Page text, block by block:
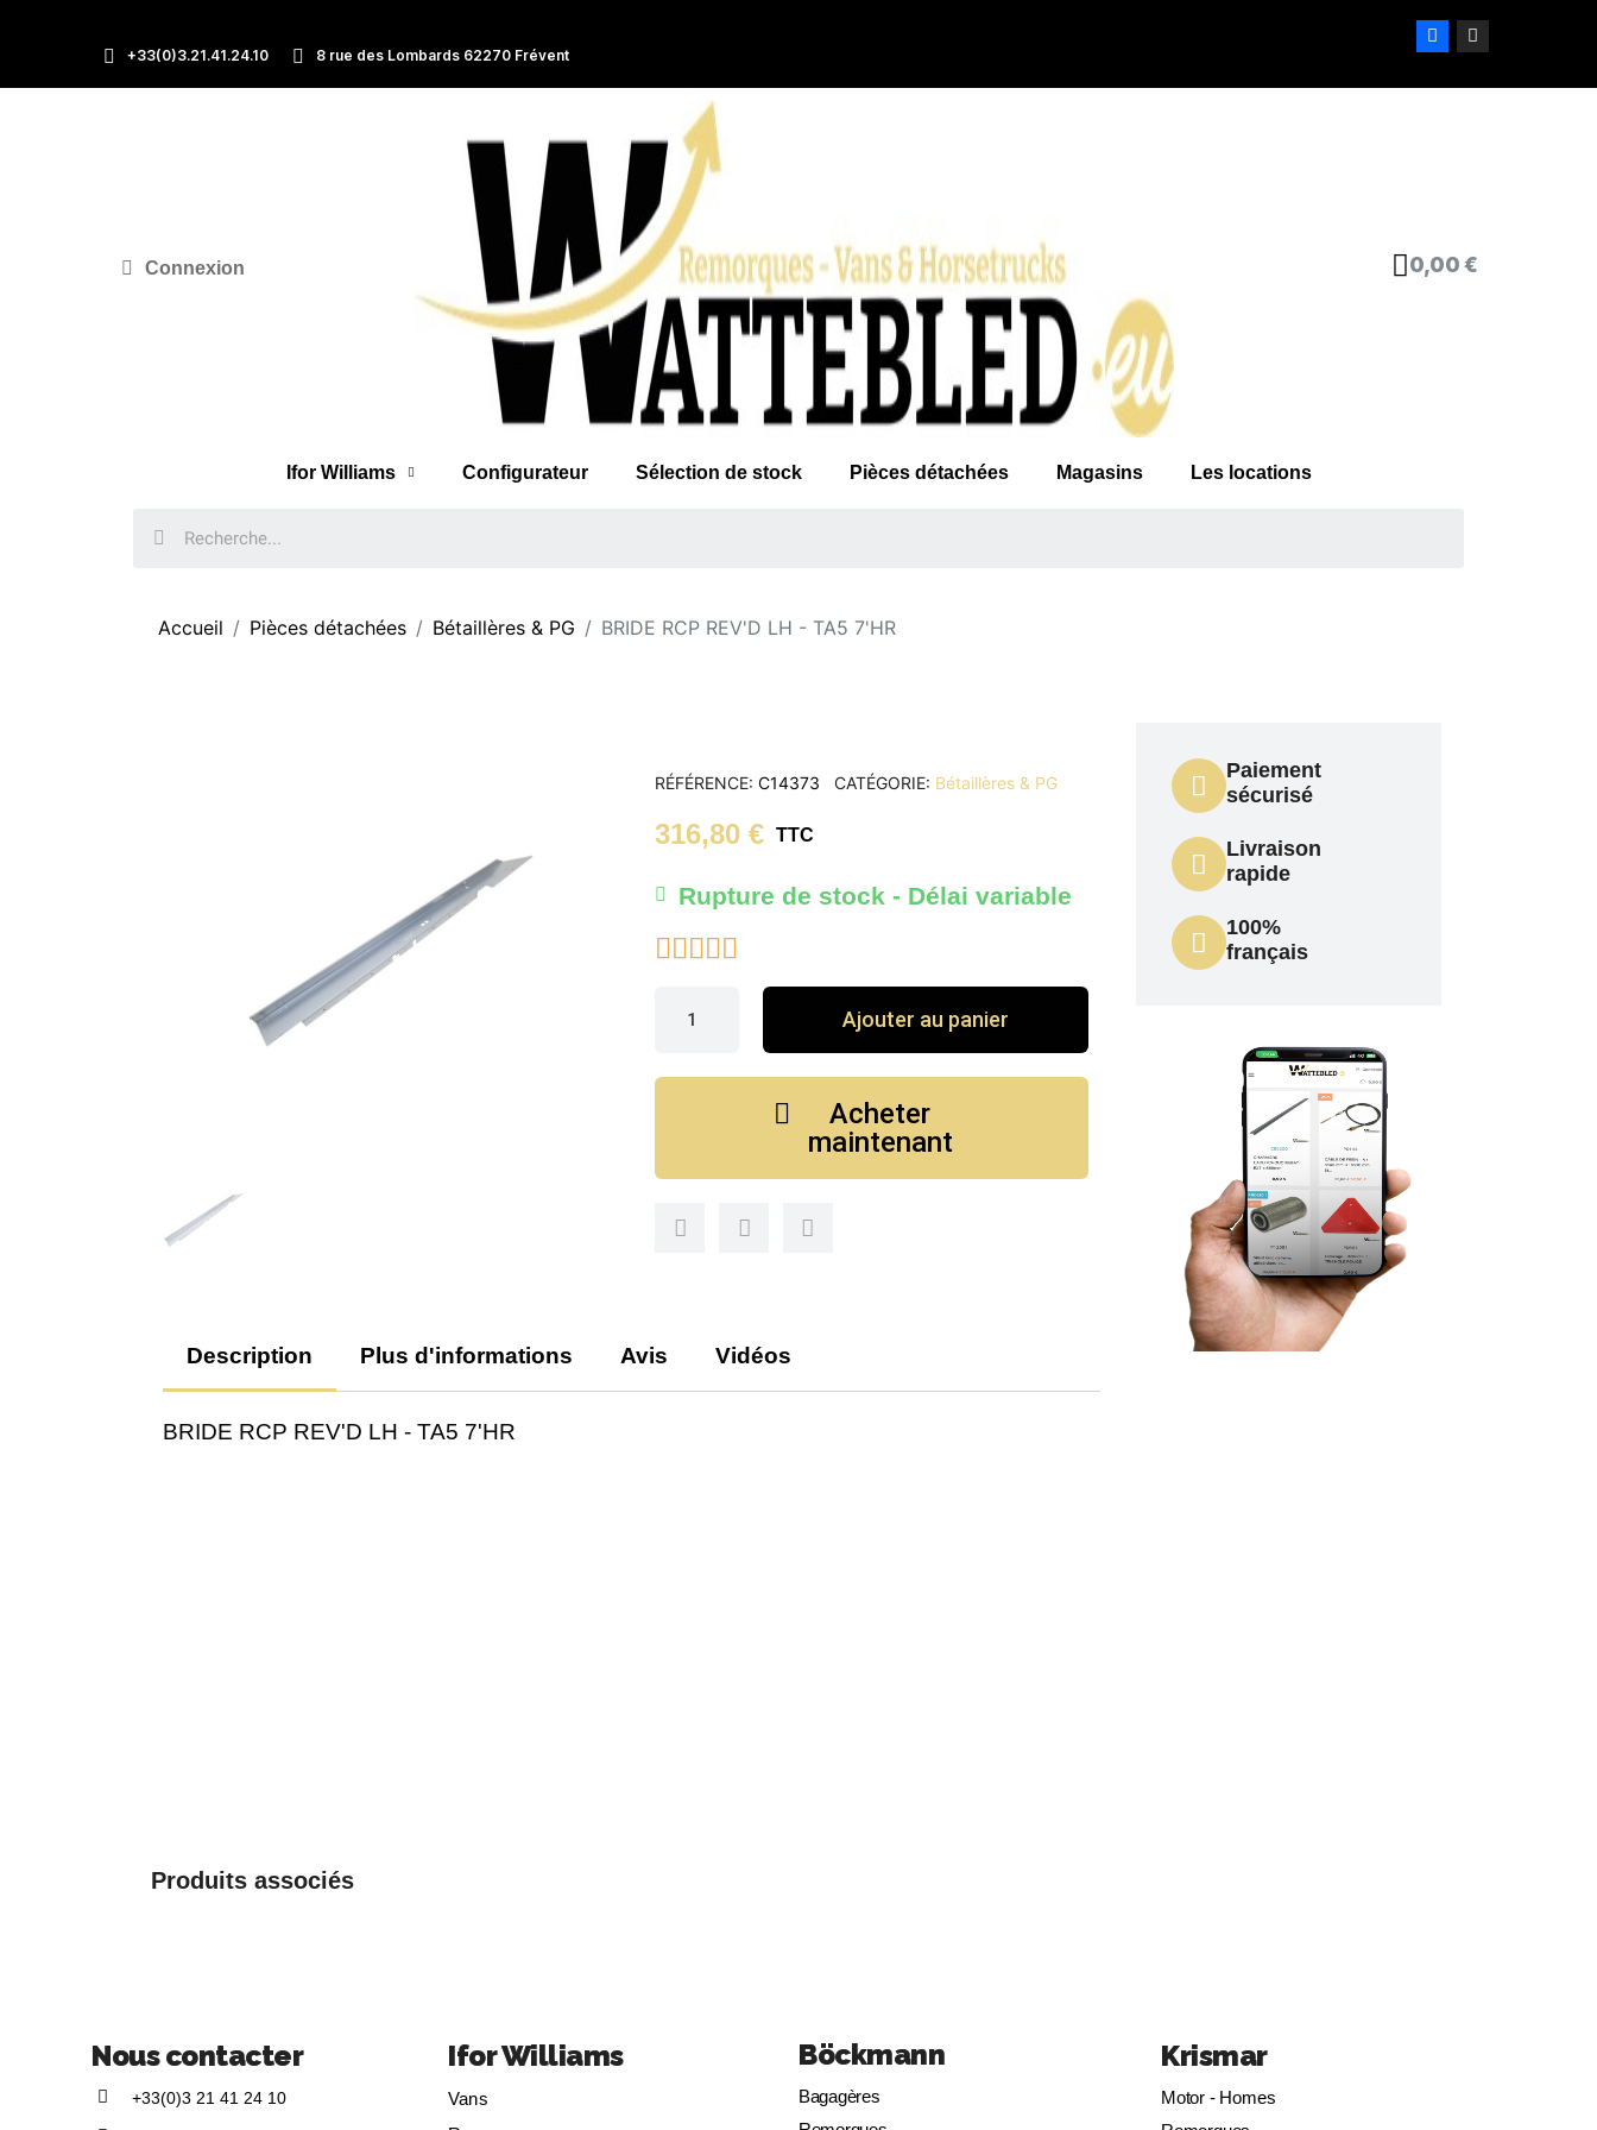
+33(0)3.21.41.24.10 8 rue des Lombards 62270 Frévent
Connexion 0,00 €
Ifor Williams Configurateur Sélection de stock Pièces détachées Magasins Les locations
Accueil Pièces détachées Bétaillères & PG BRIDE RCP REV'D LH - TA5 7'HR
RÉFÉRENCE C14373 CATÉGORIE Bétaillères & PG
316,80 € TTC
Rupture de stock - Délai variable
    
Ajouter au panier
Acheter
maintenant
Description Plus d'informations Avis Vidéos
BRIDE RCP REV'D LH - TA5 7'HR
Paiement
sécurisé
Livraison
rapide
100%
français
Produits associés
Nous contacter
+33(0)3 21 41 24 10
Ifor Williams
Vans
Böckmann
Bagagères
Krismar
Motor - Homes